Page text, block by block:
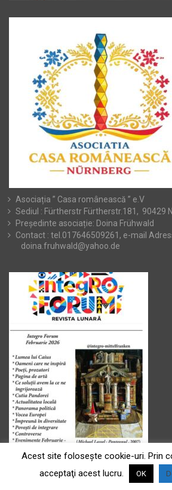
Asociația ” Casa românească ” e.V
Sediul : Fürtherstr Fürtherstr.181, 90429
Președinte asociație: Doina Frühwald
Contact : tel.017646509261, e-mail
doina.fruhwald@yahoo.de
Acest site foloseşte cookie-uri. Prin
acceptaţi acest lucru.
OK